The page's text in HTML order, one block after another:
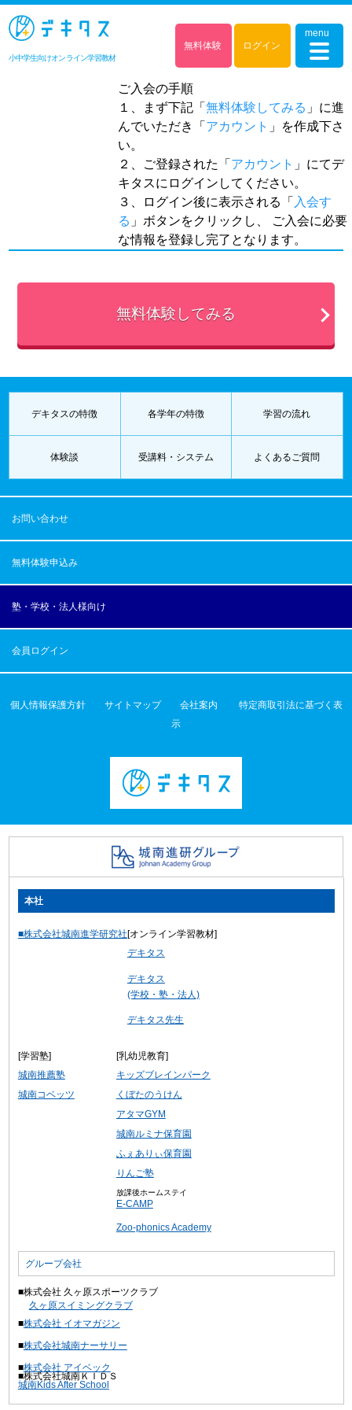
小中学生向けオンライン学習教材
menu
ログイン
無料体験
ご入会の手順
１、まず下記「 無料体験してみる 」に進
んでいただき「 アカウント 」を作成下さ
い。
２、ご登録された「 アカウント 」にてデ
キタスにログインしてください。
３、ログイン後に表示される「 入会す
る 」ボタンをクリックし、 ご入会に必要
な情報を登録し完了となります。
無料体験してみる
デキタスの特徴 各学年の特徴 学習の流れ
体験談 受講料・システム よくあるご質問
お問い合わせ
無料体験申込み
塾・学校・法人様向け
会員ログイン
個人情報保護方針 サイトマップ 会社案内
特定商取引法に基づく表
示
本社
■株式会社城南進学研究社[オンライン学習教材]
デキタス
デキタス
(学校・塾・法人)
デキタス先生
[学習塾]
城南推薦塾
城南コベッツ
[乳幼児教育]
キッズブレインパーク
くぼたのうけん
アタマGYM
城南ルミナ保育園
ふぇありぃ保育園
りんご塾
放課後ホームステイ
E-CAMP
Zoo-phonics Academy
グループ会社
■株式会社 久ヶ原スポーツクラブ
久ヶ原スイミングクラブ
■株式会社 イオマガジン
■株式会社城南ナーサリー
■株式会社 アイベック
■株式会社城南ＫＩＤＳ
城南Kids After School